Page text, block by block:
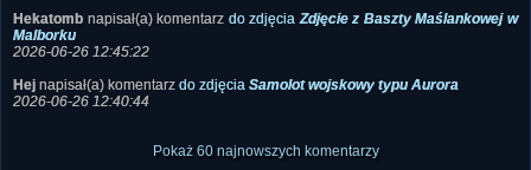
Hekatomb
napisał(a) komentarz do zdjęcia
Zdjęcie z Baszty Maślankowej w
Malborku
Hejnapisał(a) komentarz do zdjęcia
Samolot wojskowy typu Aurora
Pokaż 60 najnowszych komentarzy